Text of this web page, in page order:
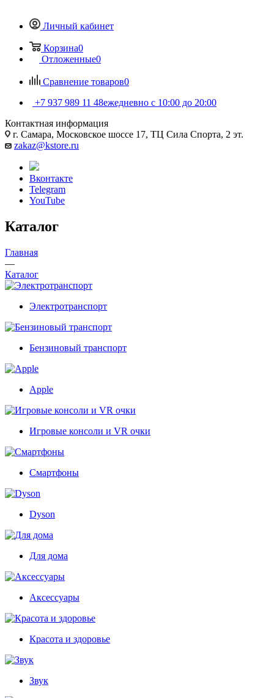
Личный кабинет
Корзина0
Отложенные0
Сравнение товаров0
+7 937 989 11 48ежедневно с 10:00 до 20:00
Контактная информация
г. Самара, Московское шоссе 17, ТЦ Сила Спорта, 2 эт.
zakaz@kstore.ru
Вконтакте
Telegram
YouTube
Каталог
Главная
—
Каталог
Электротранспорт
Бензиновый транспорт
Apple
Игровые консоли и VR очки
Смартфоны
Dyson
Для дома
Аксессуары
Красота и здоровье
Звук